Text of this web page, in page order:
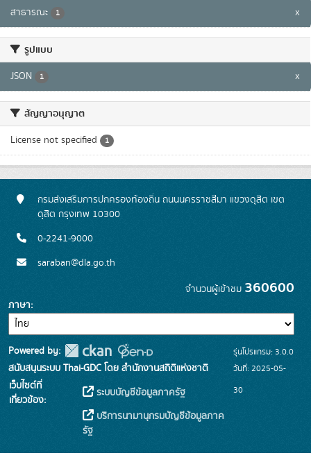
สาธารณะ 1 x
รูปแบบ
JSON 1 x
สัญญาอนุญาต
License not specified 1
กรมส่งเสริมการปกครองท้องถิ่น ถนนนครราชสีมา แขวงดุสิต เขต
ดุสิต กรุงเทพ 10300
0-2241-9000
saraban@dla.go.th
จำนวนผู้เข้าชม 360600
ภาษา
Powered by:
สนับสนุนระบบ Thai-GDC โดย สำนักงานสถิติแห่งชาติ
เว็บไซต์ที่
เกี่ยวข้อง:
ระบบบัญชีข้อมูลภาครัฐ
บริการนามานุกรมบัญชีข้อมูลภาค
รัฐ
รุ่นโปรแกรม: 3.0.0
วันที่: 2025-05-
30